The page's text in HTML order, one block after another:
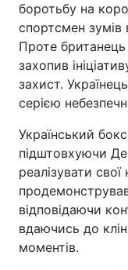
боротьбу на
спортсмен зумів
Проте
захопив
захист.
серією
Український
підштовхуючи
реалізувати
відповідаючи
вдаючись до
моментів.